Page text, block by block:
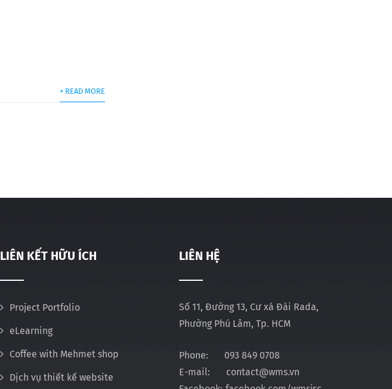
+ READ MORE
LIÊN KẾT HỮU ÍCH
Project Portfolio
eLearning
Coffee with Mehmet shop
Dịch vụ thiết kế website
LIÊN HỆ
Số 11, Đường 13, Cư xá Đài Rada,
Phường Phú Lâm, Tp. HCM
Phone:
093 849 0708
E-mail:
contact@wms.vn